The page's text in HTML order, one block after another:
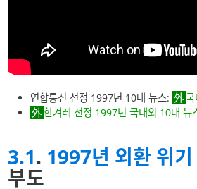
연합통신 선정 1997년 10대 뉴스: 국
한겨레 선정 1997년 국내외 10대 뉴
3.1. 1997년 외환 위기
부도